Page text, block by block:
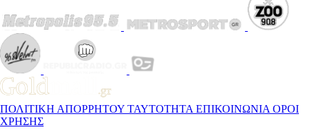
ΠΟΛΙΤΙΚΗ ΑΠΟΡΡΗΤΟΥ ΤΑΥΤΟΤΗΤΑ ΕΠΙΚΟΙΝΩΝΙΑ ΟΡΟΙ
ΧΡΗΣΗΣ